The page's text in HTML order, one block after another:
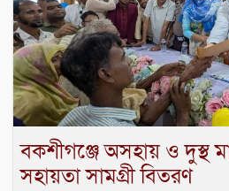
বকশীগঞ্জে অসহায় ও দুস্থ
সহায়তা সামগ্রী বিতরণ